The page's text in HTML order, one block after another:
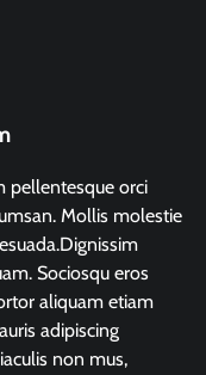
pellentesque orci
Mollis molestie
Sociosqu eros
aliquam etiam
adipiscing
non mus,